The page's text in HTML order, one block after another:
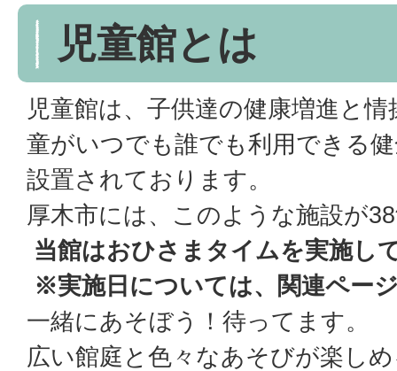
児童館とは
児童館は、子供達の健康増進と
童がいつでも誰でも利用できる
設置されております。
厚木市には、このような施設が
当館はおひさまタイムを実施し
※実施日については、関連ペー
一緒にあそぼう！待ってます。
広い館庭と色々なあそびが楽し